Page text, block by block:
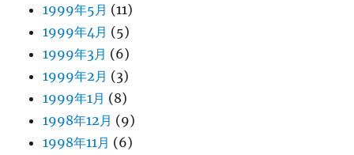
1999年5月 (11)
1999年4月 (5)
1999年3月 (6)
1999年2月 (3)
1999年1月 (8)
1998年12月 (9)
1998年11月 (6)